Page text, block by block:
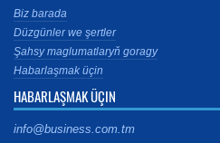
Biz barada
Düzgünler we şertler
Şahsy maglumatlaryň goragy
Habarlaşmak üçin
HABARLAŞMAK ÜÇIN
info@business.com.tm